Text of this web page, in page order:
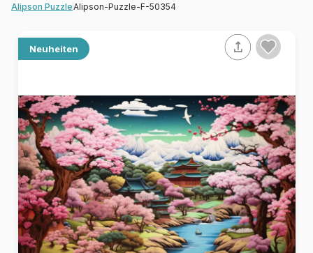
Alipson Puzzle Alipson-Puzzle-F-50354
Neuheiten